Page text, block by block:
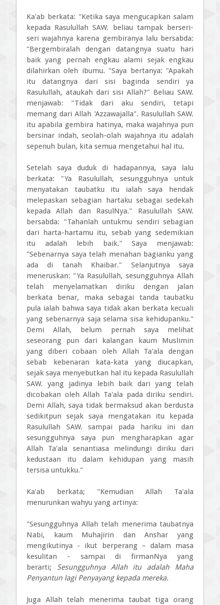
Ka'ab berkata: "Ketika saya mengucapkan salam
kepada Rasulullah SAW. beliau tampak berseri-
seri wajahnya karena gembiranya lalu bersabda:
"Bergembiralah dengan datangnya suatu hari
baik yang pernah engkau alami sejak engkau
dilahirkan oleh ibumu. "Saya bertanya: "Apakah
itu datangnya dari sisi baginda sendiri ya
Rasulullah, ataukah dari sisi Allah?" Beliau SAW.
menjawab: "Tidak dari aku sendiri, tetapi
memang dari Allah 'Azzawajalla". Rasulullah SAW.
itu apabila gembira hatinya, maka wajahnya pun
bersinar indah, seolah-olah wajahnya itu adalah
sepenuh bulan, kita semua mengetahui hal itu.
Setelah saya duduk di hadapannya, saya lalu
berkata: "Ya Rasulullah, sesungguhnya untuk
menyatakan taubatku itu ialah saya hendak
melepaskan sebagian hartaku sebagai sedekah
kepada Allah dan RasulNya." Rasulullah SAW.
bersabda: "Tahanlah untukmu sendiri sebagian
dari harta-hartamu itu, sebab yang sedemikian
itu adalah lebih baik." Saya menjawab:
"Sebenarnya saya telah menahan bagianku yang
ada di tanah Khaibar." Selanjutnya saya
meneruskan: "Ya Rasulullah, sesungguhnya Allah
telah menyelamatkan diriku dengan jalan
berkata benar, maka sebagai tanda taubatku
pula ialah bahwa saya tidak akan berkata kecuali
yang sebenarnya saja selama sisa kehidupanku."
Demi Allah, belum pernah saya melihat
seseorang pun dari kalangan kaum Muslimin
yang diberi cobaan oleh Allah Ta'ala dengan
sebab kebenaran kata-kata yang diucapkan,
sejak saya menyebutkan hal itu kepada Rasulullah
SAW. yang jadinya lebih baik dari yang telah
dicobakan oleh Allah Ta'ala pada diriku sendiri.
Demi Allah, saya tidak bermaksud akan berdusta
sedikitpun sejak saya mengatakan itu kepada
Rasulullah SAW. sampai pada hariku ini dan
sesungguhnya saya pun mengharapkan agar
Allah Ta'ala senantiasa melindungi diriku dari
kedustaan itu dalam kehidupan yang masih
tersisa untukku."
Ka'ab berkata; "Kemudian Allah Ta'ala
menurunkan wahyu yang artinya:
"Sesungguhnya Allah telah menerima taubatnya
Nabi, kaum Muhajirin dan Anshar yang
mengikutinya - ikut berperang – dalam masa
kesulitan - sampai di firmanNya yang
berarti; Sesungguhnya Allah itu adalah Maha
Penyantun lagi Penyayang kepada mereka.
Juga Allah telah menerima taubat tiga orang